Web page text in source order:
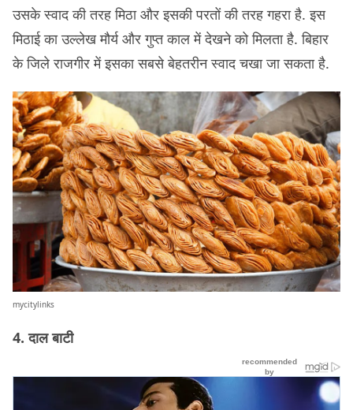
उसके स्वाद की तरह मिठा और इसकी परतों की तरह गहरा है. इस
मिठाई का उल्लेख मौर्य और गुप्त काल में देखने को मिलता है. बिहार
के जिले राजगीर में इसका सबसे बेहतरीन स्वाद चखा जा सकता है.
mycitylinks
4. दाल बाटी